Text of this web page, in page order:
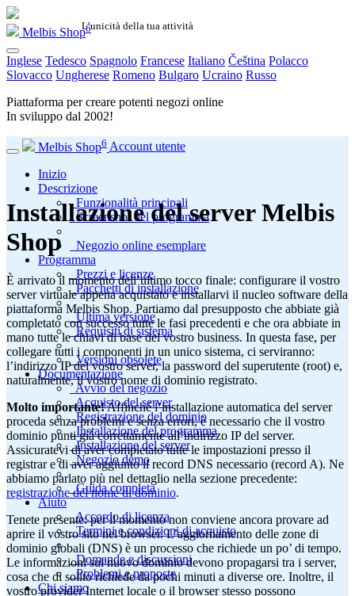
L’unicità della tua attività
Melbis Shop6
Inglese Tedesco Spagnolo Francese Italiano Čeština Polacco
Slovacco Ungherese Romeno Bulgaro Ucraino Russo
Piattaforma per creare potenti negozi online
In sviluppo dal 2002!
Melbis Shop6 Account utente
Inizio
Descrizione
Funzionalità principali
Screenshot del programma
Negozio online esemplare
Programma
Prezzi e licenze
Pacchetti di installazione
Ultima versione
Requisiti di sistema
Versioni obsolete
Documentazione
Avvio del negozio
Acquisto del server
Registrazione del dominio
Installazione del programma
Installazione del server
Negozio demo
Guida completa
Aiuto
Accordo di licenza
Termini e condizioni di acquisto
Domande e discussioni
Problemi e proposte
Chi siamo
Installazione del server Melbis
Shop
È arrivato il momento dell’ultimo tocco finale: configurare il vostro
server virtuale appena acquistato e installarvi il nucleo software della
piattaforma Melbis Shop. Partiamo dal presupposto che abbiate già
completato con successo tutte le fasi precedenti e che ora abbiate in
mano tutte le chiavi di base del vostro business. In questa fase, per
collegare tutti i componenti in un unico sistema, ci serviranno:
l’indirizzo IP del vostro server, la password del superutente (root) e,
naturalmente, il vostro nome di dominio registrato.
Molto importante!Affinché l’installazione automatica del server
proceda senza problemi e senza errori, è necessario che il vostro
dominio punti già correttamente all’indirizzo IP del server.
Assicuratevi di aver completato tutte le impostazioni presso il
registrar e di aver aggiunto il record DNS necessario (record A). Ne
abbiamo parlato più nel dettaglio nella sezione precedente:
registrazione del nome di dominio.
Tenete presente: per il momento non conviene ancora provare ad
aprire il vostro sito nel browser. L’aggiornamento delle zone di
dominio globali (DNS) è un processo che richiede un po’ di tempo.
Le informazioni sul nuovo dominio devono propagarsi tra i server,
cosa che di solito richiede da pochi minuti a diverse ore. Inoltre, il
vostro provider Internet locale o il browser stesso possono